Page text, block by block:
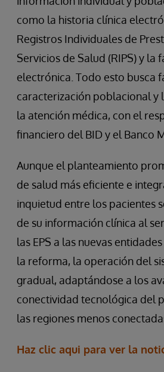
como la historia clínica
Registros Individuales de
Servicios de Salud (RIPS) y la
electrónica. Todo esto busca
caracterización poblacional y
la atención médica, con el
financiero del BID y el Banco
Aunque el planteamiento
de salud más eficiente e
inquietud entre los pacientes
de su información clínica al
las EPS a las nuevas
la reforma, la operación del
gradual, adaptándose a los
conectividad tecnológica del
las regiones menos
Haz clic aqui para ver la